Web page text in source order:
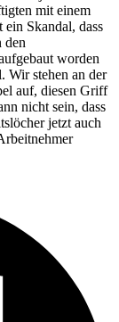
mit einem
Skandal, dass
den
worden
Wir stehen an der
auf, diesen Griff
nicht sein, dass
jetzt auch